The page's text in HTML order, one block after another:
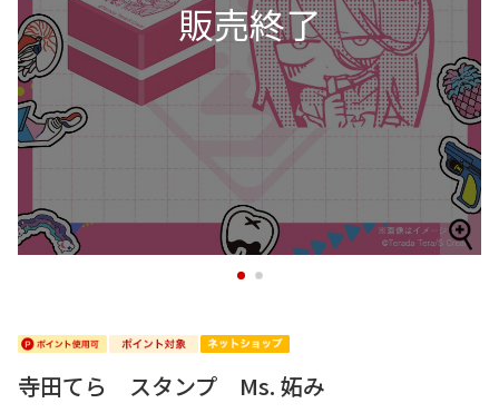
1 2
寺田てら スタンプ Ms. 妬み